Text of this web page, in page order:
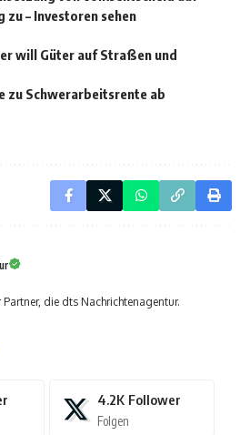
– Investoren sehen
will Güter auf Straßen und
zu Schwerarbeitsrente ab
die dts Nachrichtenagentur.
4.2K Follower
Folgen